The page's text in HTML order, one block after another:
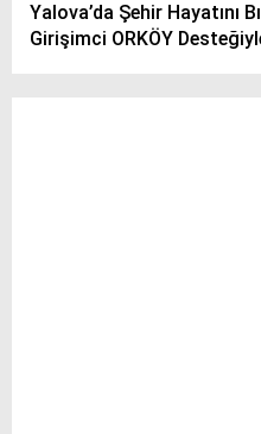
Yalova’da Şehir Hayatını
Girişimci ORKÖY